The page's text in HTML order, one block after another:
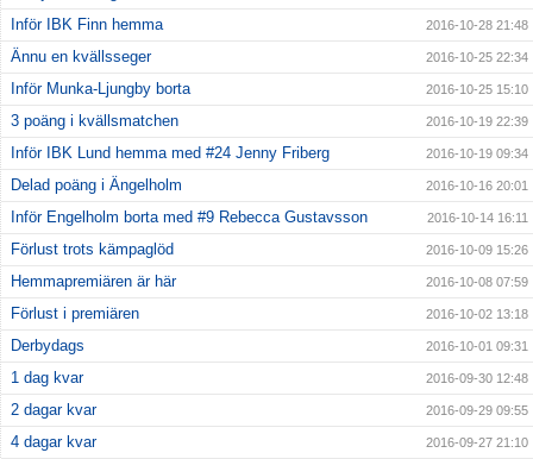
Inför IBK Finn hemma 2016-10-28 21:48
Ännu en kvällsseger 2016-10-25 22:34
Inför Munka-Ljungby borta 2016-10-25 15:10
3 poäng i kvällsmatchen 2016-10-19 22:39
Inför IBK Lund hemma med #24 Jenny Friberg 2016-10-19 09:34
Delad poäng i Ängelholm 2016-10-16 20:01
Inför Engelholm borta med #9 Rebecca Gustavsson 2016-10-14 16:11
Förlust trots kämpaglöd 2016-10-09 15:26
Hemmapremiären är här 2016-10-08 07:59
Förlust i premiären 2016-10-02 13:18
Derbydags 2016-10-01 09:31
1 dag kvar 2016-09-30 12:48
2 dagar kvar 2016-09-29 09:55
4 dagar kvar 2016-09-27 21:10